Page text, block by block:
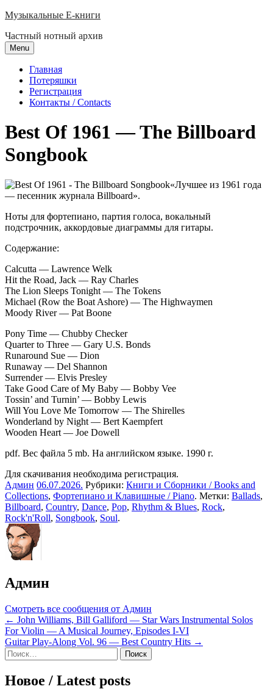
Skip
content
Музыкальные E-книги
Частный нотный архив
Menu
Главная
Потеряшки
Регистрация
Контакты / Contacts
Best Of 1961 — The Billboard
Songbook
«Лучшее из 1961 года
— песенник журнала Billboard».
Ноты для фортепиано, партия голоса, вокальный
подстрочник, аккордовые диаграммы для гитары.
Содержание:
Calcutta — Lawrence Welk
Hit the Road, Jack — Ray Charles
The Lion Sleeps Tonight — The Tokens
Michael (Row the Boat Ashore) — The Highwaymen
Moody River — Pat Boone
Pony Time — Chubby Checker
Quarter to Three — Gary U.S. Bonds
Runaround Sue — Dion
Runaway — Del Shannon
Surrender — Elvis Presley
Take Good Care of My Baby — Bobby Vee
Tossin’ and Turnin’ — Bobby Lewis
Will You Love Me Tomorrow — The Shirelles
Wonderland by Night — Bert Kaempfert
Wooden Heart — Joe Dowell
pdf. Вес файла 5 mb. На английском языке. 1990 г.
Для скачивания необходима регистрация.
Админ 06.07.2026. Рубрики: Книги и Сборники / Books and
Collections, Фортепиано и Клавишные / Piano. Метки: Ballads,
Billboard, Country, Dance, Pop, Rhythm & Blues, Rock,
Rock'n'Roll, Songbook, Soul.
Админ
Смотреть все сообщения от Админ
Навигация
по
записям
← John Williams, Bill Galliford — Star Wars Instrumental Solos
For Violin — A Musical Journey, Episodes I-VI
Guitar Play-Along Vol. 96 — Best Country Hits →
Sidebar
Найти:
Новое / Latest posts